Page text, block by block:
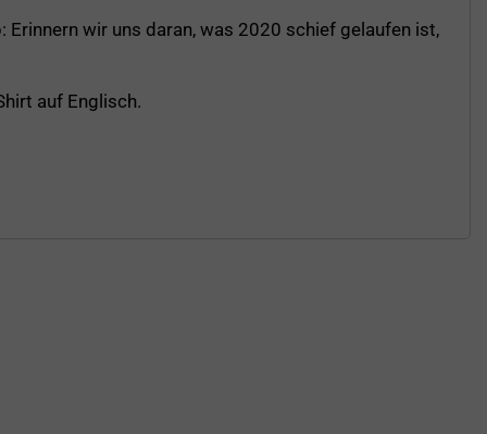
wir uns daran, was 2020 schief gelaufen ist,
auf Englisch.